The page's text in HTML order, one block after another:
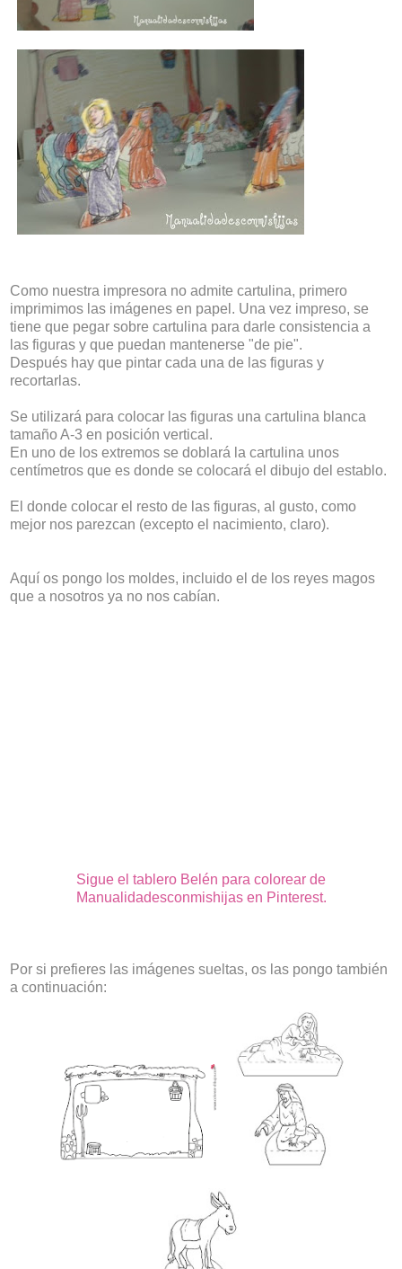
Como nuestra impresora no admite cartulina, primero
imprimimos las imágenes en papel. Una vez impreso, se
tiene que pegar sobre cartulina para darle consistencia a
las figuras y que puedan mantenerse "de pie".
Después hay que pintar cada una de las figuras y
recortarlas.
Se utilizará para colocar las figuras una cartulina blanca
tamaño A-3 en posición vertical.
En uno de los extremos se doblará la cartulina unos
centímetros que es donde se colocará el dibujo del establo.
El donde colocar el resto de las figuras, al gusto, como
mejor nos parezcan (excepto el nacimiento, claro).
Aquí os pongo los moldes, incluido el de los reyes magos
que a nosotros ya no nos cabían.
Sigue el tablero Belén para colorear de
Manualidadesconmishijas en Pinterest.
Por si prefieres las imágenes sueltas, os las pongo también
a continuación: